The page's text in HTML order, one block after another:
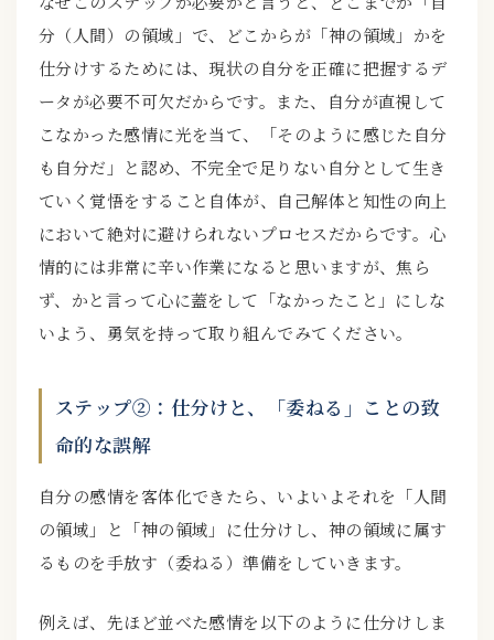
分（人間）の領域」で、どこからが「神の領域」かを
仕分けするためには、現状の自分を正確に把握するデ
ータが必要不可欠だからです。また、自分が直視して
こなかった感情に光を当て、「そのように感じた自分
も自分だ」と認め、不完全で足りない自分として生き
ていく覚悟をすること自体が、自己解体と知性の向上
において絶対に避けられないプロセスだからです。心
情的には非常に辛い作業になると思いますが、焦ら
ず、かと言って心に蓋をして「なかったこと」にしな
いよう、勇気を持って取り組んでみてください。
ステップ②：仕分けと、「委ねる」ことの致
命的な誤解
自分の感情を客体化できたら、いよいよそれを「人間
の領域」と「神の領域」に仕分けし、神の領域に属す
るものを手放す（委ねる）準備をしていきます。
例えば、先ほど並べた感情を以下のように仕分けしま